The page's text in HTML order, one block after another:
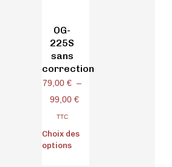
OG-
225S
sans
correction
79,00 € –
99,00 €
TTC
Choix des
options